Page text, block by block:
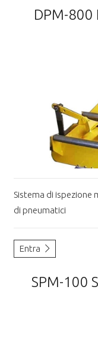
DPM-
Sistema di ispezione
di pneumatici
Entra
SPM-100